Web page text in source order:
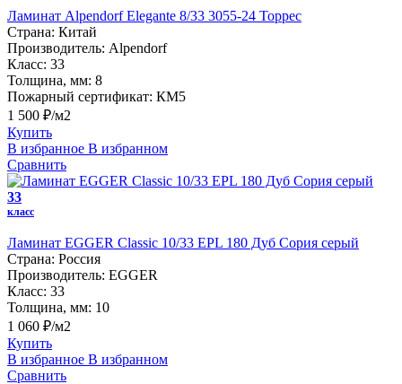
Ламинат Alpendorf Elegante 8/33 3055-24 Торрес
Страна: Китай
Производитель: Alpendorf
Класс: 33
Толщина, мм: 8
Пожарный сертификат: КМ5
1 500 ₽/м2
Купить
В избранное В избранном
Сравнить
33
класс
Ламинат EGGER Classic 10/33 EPL 180 Дуб Сория серый
Страна: Россия
Производитель: EGGER
Класс: 33
Толщина, мм: 10
1 060 ₽/м2
Купить
В избранное В избранном
Сравнить